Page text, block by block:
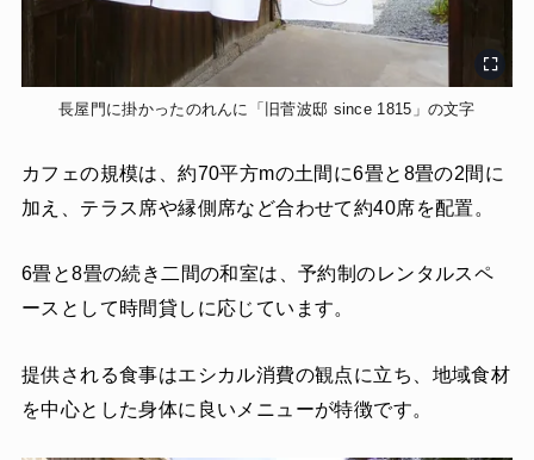
長屋門に掛かったのれんに「旧菅波邸 since 1815」の文字
カフェの規模は、約70平方mの土間に6畳と8畳の2間に
加え、テラス席や縁側席など合わせて約40席を配置。
6畳と8畳の続き二間の和室は、予約制のレンタルスペ
ースとして時間貸しに応じています。
提供される食事はエシカル消費の観点に立ち、地域食材
を中心とした身体に良いメニューが特徴です。